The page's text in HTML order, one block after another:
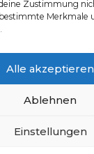
Zustimmung
Merkmale
Alle akzeptieren
Ablehnen
Einstellungen